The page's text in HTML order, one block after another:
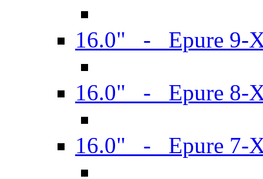
16.0" - Epure 9-
16.0" - Epure 8-
16.0" - Epure 7-